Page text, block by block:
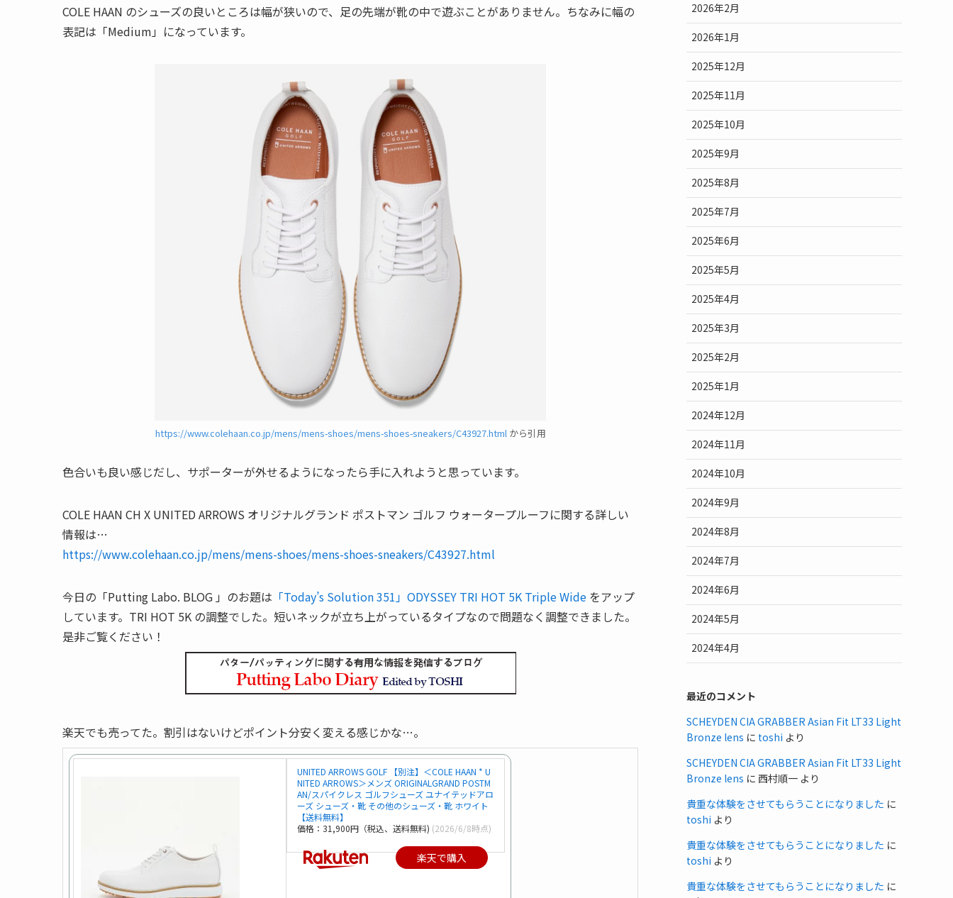
COLE HAAN のシューズの良いところは幅が狭いので、足の先端が靴の中で遊ぶことがありません。ちなみに幅の
表記は「Medium」になっています。
https://www.colehaan.co.jp/mens/mens-shoes/mens-shoes-sneakers/C43927.htmlから引用
色合いも良い感じだし、サポーターが外せるようになったら手に入れようと思っています。
COLE HAAN CH X UNITED ARROWS オリジナルグランド ポストマン ゴルフ ウォータープルーフに関する詳しい
情報は…
https://www.colehaan.co.jp/mens/mens-shoes/mens-shoes-sneakers/C43927.html
今日の「Putting Labo. BLOG 」のお題は 「Today’s Solution 351」ODYSSEY TRI HOT 5K Triple Wide をアップ
しています。TRI HOT 5K の調整でした。短いネックが立ち上がっているタイプなので問題なく調整できました。
是非ご覧ください！
楽天でも売ってた。割引はないけどポイント分安く変える感じかな…。
UNITED ARROWS GOLF 【別注】＜COLE HAAN * U
NITED ARROWS＞メンズ ORIGINALGRAND POSTM
AN/スパイクレス ゴルフシューズ ユナイテッドアロ
ーズ シューズ・靴 その他のシューズ・靴 ホワイト
【送料無料】
価格：31,900円（税込、送料無料) (2026/6/8時点)
楽天で購入
2026年2月
2026年1月
2025年12月
2025年11月
2025年10月
2025年9月
2025年8月
2025年7月
2025年6月
2025年5月
2025年4月
2025年3月
2025年2月
2025年1月
2024年12月
2024年11月
2024年10月
2024年9月
2024年8月
2024年7月
2024年6月
2024年5月
2024年4月
最近のコメント
SCHEYDEN CIA GRABBER Asian Fit LT33 Light
Bronze lens に toshi より
SCHEYDEN CIA GRABBER Asian Fit LT33 Light
Bronze lens に 西村順一 より
貴重な体験をさせてもらうことになりました に
toshi より
貴重な体験をさせてもらうことになりました に
toshi より
貴重な体験をさせてもらうことになりました に